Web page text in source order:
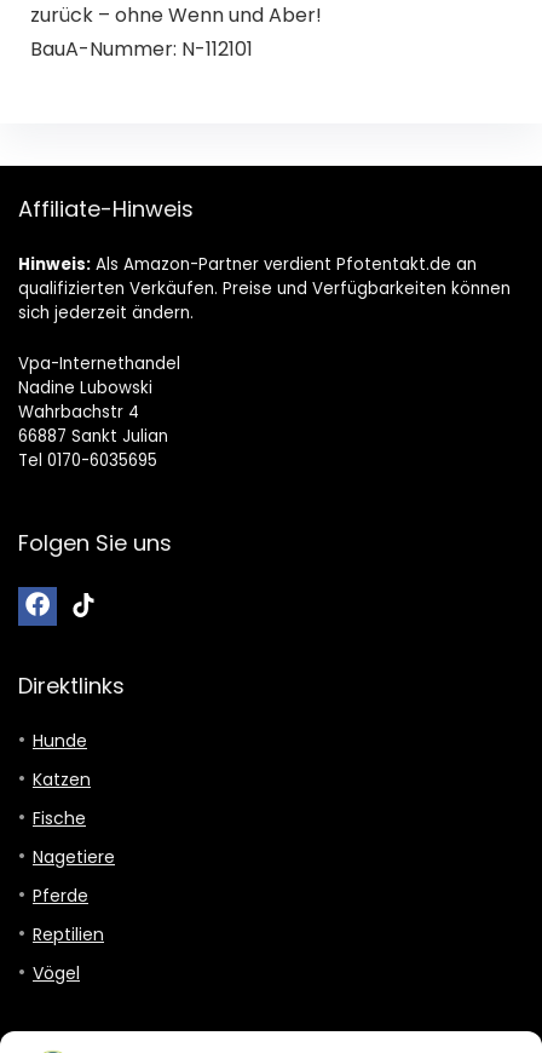
zurück – ohne Wenn und Aber!
BauA-Nummer: N-112101
Affiliate-Hinweis
Hinweis: Als Amazon-Partner verdient Pfotentakt.de an
qualifizierten Verkäufen. Preise und Verfügbarkeiten können
sich jederzeit ändern.
Vpa-Internethandel
Nadine Lubowski
Wahrbachstr 4
66887 Sankt Julian
Tel 0170-6035695
Folgen Sie uns
Direktlinks
Hunde
Katzen
Fische
Nagetiere
Pferde
Reptilien
Vögel